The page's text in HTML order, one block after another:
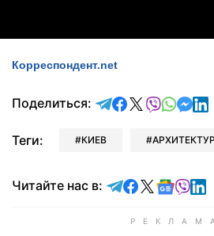
Корреспондент.net
Поделиться: отправить в
поделиться в
Теги: КИЕВ
Читайте нас в: Читайте в
Читайте в
Читайте в